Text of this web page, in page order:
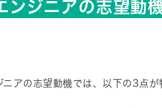
ンジニアの志望動
ニアの志望動機では、以下の3点が